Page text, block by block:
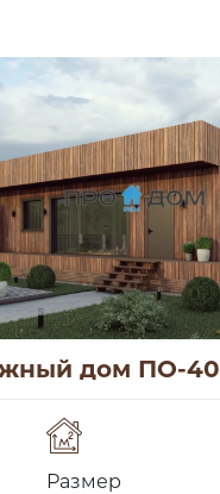
дом ПО-40
Размер